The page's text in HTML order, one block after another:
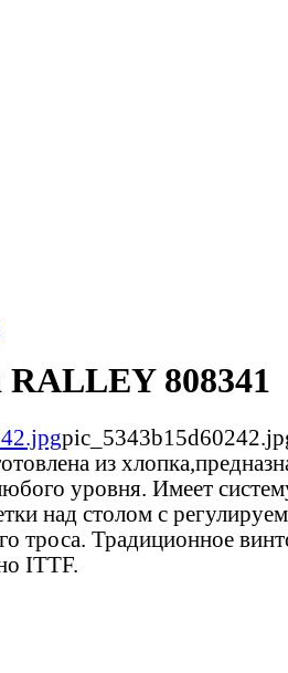
RALLEY 808341
из
уровня. Имеет
над столом с
троса. Традиционное
ITTF.